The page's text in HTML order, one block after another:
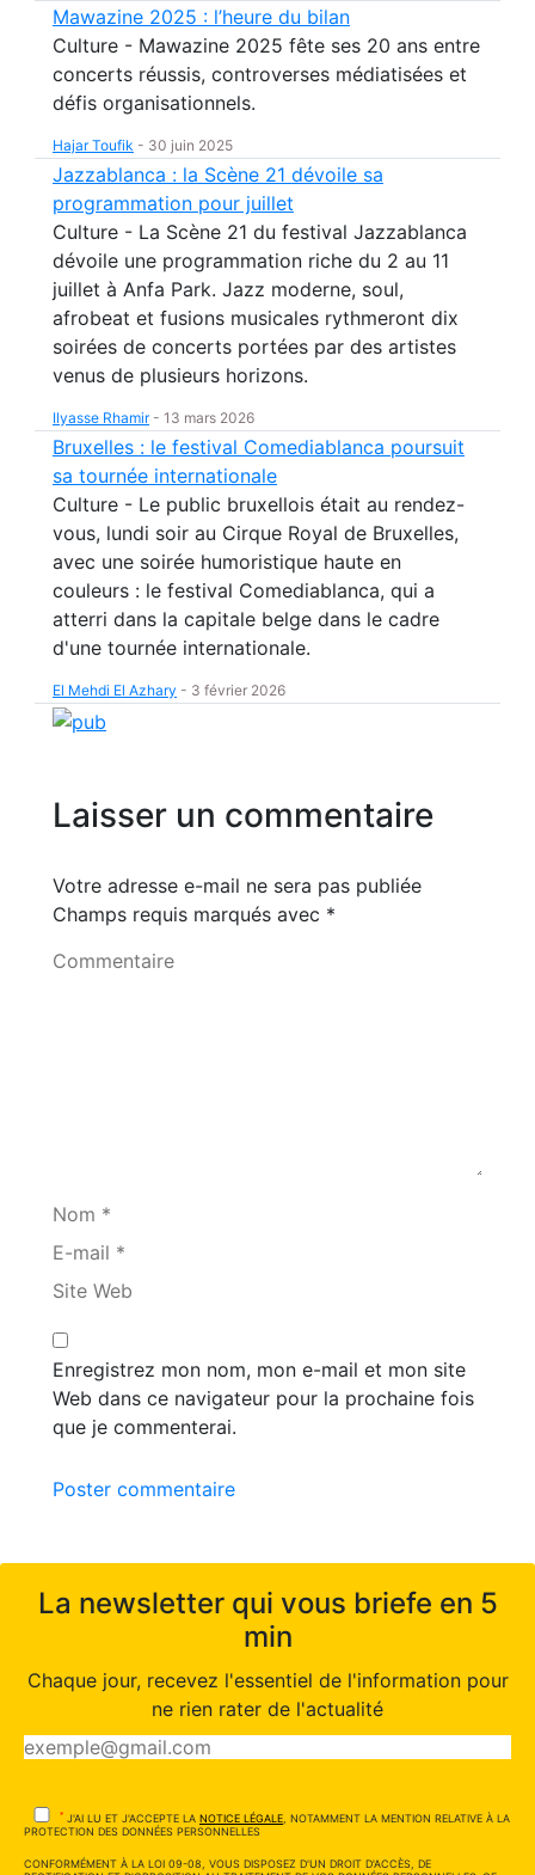
Mawazine 2025 : l’heure du bilan
Culture - Mawazine 2025 fête ses 20 ans entre
concerts réussis, controverses médiatisées et
défis organisationnels.
Hajar Toufik - 30 juin 2025
Jazzablanca : la Scène 21 dévoile sa
programmation pour juillet
Culture - La Scène 21 du festival Jazzablanca
dévoile une programmation riche du 2 au 11
juillet à Anfa Park. Jazz moderne, soul,
afrobeat et fusions musicales rythmeront dix
soirées de concerts portées par des artistes
venus de plusieurs horizons.
Ilyasse Rhamir- 13 mars 2026
Bruxelles : le festival Comediablanca poursuit
sa tournée internationale
Culture - Le public bruxellois était au rendez-
vous, lundi soir au Cirque Royal de Bruxelles,
avec une soirée humoristique haute en
couleurs : le festival Comediablanca, qui a
atterri dans la capitale belge dans le cadre
d'une tournée internationale.
El Mehdi El Azhary - 3 février 2026
Laisser un commentaire
Votre adresse e-mail ne sera pas publiée
Champs requis marqués avec *
Commentaire
Nom *
E-mail *
Site Web
Enregistrez mon nom, mon e-mail et mon site
Web dans ce navigateur pour la prochaine fois
que je commenterai.
Poster commentaire
La newsletter qui vous briefe en 5
min
Chaque jour, recevez l'essentiel de l'information pour
ne rien rater de l'actualité
* J'AI LU ET J'ACCEPTE LA NOTICE LÉGALE , NOTAMMENT LA MENTION RELATIVE À LA
PROTECTION DES DONNÉES PERSONNELLES
CONFORMÉMENT À LA LOI 09-08, VOUS DISPOSEZ D'UN DROIT D'ACCÈS, DE